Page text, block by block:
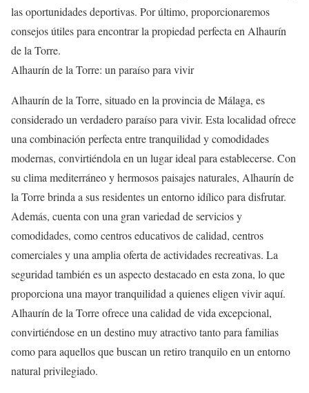
las oportunidades deportivas. Por último, proporcionaremos
consejos útiles para encontrar la propiedad perfecta en Alhaurín
de la Torre.
Alhaurín de la Torre: un paraíso para vivir
Alhaurín de la Torre, situado en la provincia de Málaga, es
considerado un verdadero paraíso para vivir. Esta localidad ofrece
una combinación perfecta entre tranquilidad y comodidades
modernas, convirtiéndola en un lugar ideal para establecerse. Con
su clima mediterráneo y hermosos paisajes naturales, Alhaurín de
la Torre brinda a sus residentes un entorno idílico para disfrutar.
Además, cuenta con una gran variedad de servicios y
comodidades, como centros educativos de calidad, centros
comerciales y una amplia oferta de actividades recreativas. La
seguridad también es un aspecto destacado en esta zona, lo que
proporciona una mayor tranquilidad a quienes eligen vivir aquí.
Alhaurín de la Torre ofrece una calidad de vida excepcional,
convirtiéndose en un destino muy atractivo tanto para familias
como para aquellos que buscan un retiro tranquilo en un entorno
natural privilegiado.